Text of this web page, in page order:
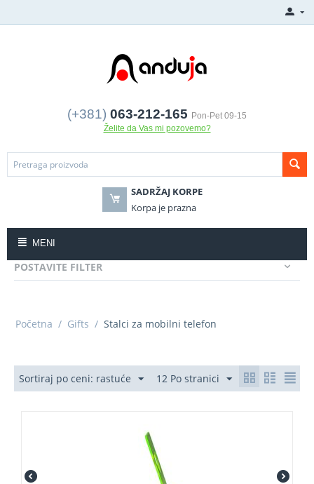
(+381) 063-212-165 Pon-Pet 09-15
Želite da Vas mi pozovemo?
SADRŽAJ KORPE
Korpa je prazna
MENI
POSTAVITE FILTER
Početna / Gifts / Stalci za mobilni telefon
Sortiraj po ceni: rastuće 12 Po stranici